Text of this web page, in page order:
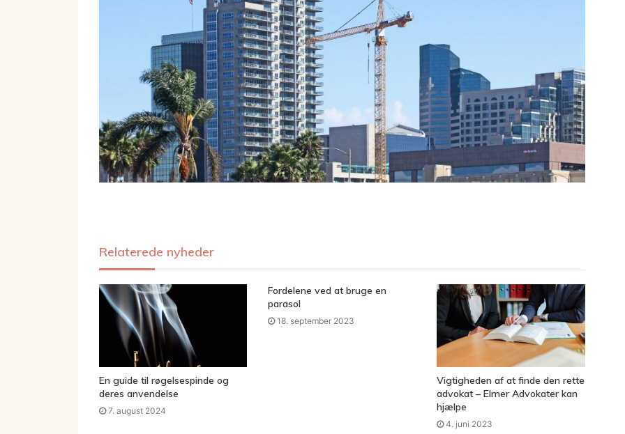
Relaterede nyheder
En guide til røgelsespinde og
deres anvendelse
7. august 2024
Fordelene ved at bruge en
parasol
18. september 2023
Vigtigheden af at finde den rette
advokat – Elmer Advokater kan
hjælpe
4. juni 2023